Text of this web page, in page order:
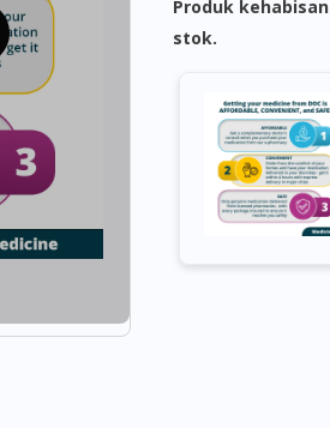
Produk kehabisan
stok.